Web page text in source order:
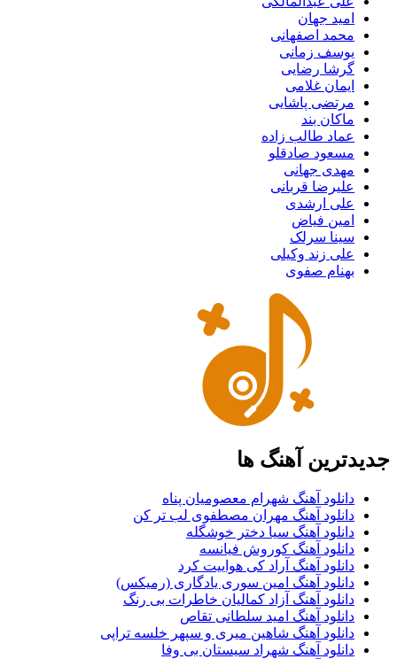
امید جهان
محمد اصفهانی
یوسف زمانی
گرشا رضایی
ایمان غلامی
مرتضی پاشایی
ماکان بند
عماد طالب زاده
مسعود صادقلو
مهدی جهانی
علیرضا قربانی
علی ارشدی
امین فیاض
سینا سرلک
علی زند وکیلی
بهنام صفوی
جدیدترین آهنگ ها
دانلود آهنگ شهرام معصومیان پناه
دانلود آهنگ مهران مصطفوی لب تر کن
دانلود آهنگ سیا دختر خوشگله
دانلود آهنگ کوروش فیانسه
دانلود آهنگ آراد کی هواییت کرد
دانلود آهنگ امین سوری یادگاری (رمیکس)
دانلود آهنگ آزاد کمالیان خاطرات بی رنگ
دانلود آهنگ امید سلطانی تقاص
دانلود آهنگ شاهین میری و سپهر خلسه تراپی
دانلود آهنگ شهراد سیستان بی وفا